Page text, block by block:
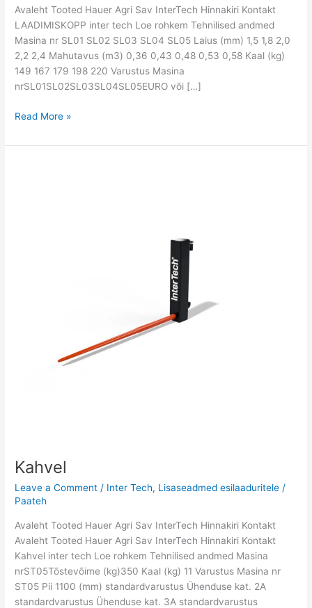
Avaleht Tooted Hauer Agri Sav InterTech Hinnakiri Kontakt
LAADIMISKOPP inter tech Loe rohkem Tehnilised andmed
Masina nr SL01 SL02 SL03 SL04 SL05 Laius (mm) 1,5 1,8 2,0
2,2 2,4 Mahutavus (m3) 0,36 0,43 0,48 0,53 0,58 Kaal (kg)
149 167 179 198 220 Varustus Masina
nrSL01SL02SL03SL04SL05EURO või […]
Read More »
Kahvel
Leave a Comment / Inter Tech, Lisaseadmed esilaaduritele /
Paateh
Avaleht Tooted Hauer Agri Sav InterTech Hinnakiri Kontakt
Avaleht Tooted Hauer Agri Sav InterTech Hinnakiri Kontakt
Kahvel inter tech Loe rohkem Tehnilised andmed Masina
nrST05Tõstevõime (kg)350 Kaal (kg) 11 Varustus Masina nr
ST05 Pii 1100 (mm) standardvarustus Ühenduse kat. 2A
standardvarustus Ühenduse kat. 3A standardvarustus